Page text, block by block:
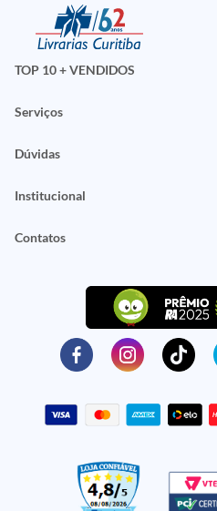
TOP 10 + VENDIDOS
Serviços
Dúvidas
Institucional
Contatos